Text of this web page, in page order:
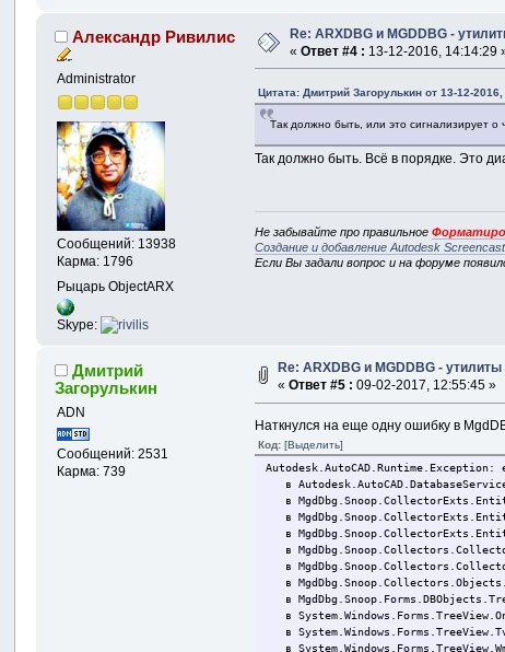
Александр Ривилис
Administrator
Сообщений: 13938
Карма: 1796
Рыцарь ObjectARX
Skype:
Re: ARXDBG и MGDDBG -
«Ответ #4 : 13-12-2016, 14:14:29
Цитата: Дмитрий Загорулькин от 13-12-2016,
Так должно быть, или это сигнализирует о
Так должно быть. Всё в порядке. Это
Не забывайте про правильное
Создание и добавление Autodesk
Если Вы задали вопрос и на форуме
Дмитрий
Загорулькин
ADN
Сообщений: 2531
Карма: 739
Re: ARXDBG и MGDDBG -
«Ответ #5 : 09-02-2017, 12:55:45 »
Наткнулся на еще одну ошибку в
Код:[Выделить]
Autodesk.AutoCAD.Runtime.Exception:
в
в
в
в
в
в
в
в
в
в
в